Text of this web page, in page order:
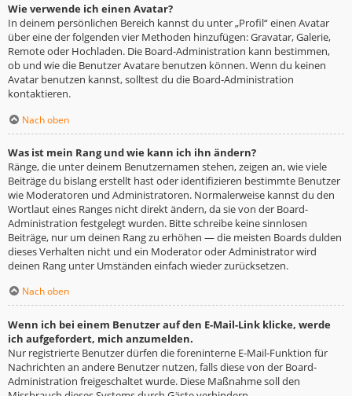
Wie verwende ich einen Avatar?
In deinem persönlichen Bereich kannst du unter „Profil“ einen Avatar
über eine der folgenden vier Methoden hinzufügen: Gravatar, Galerie,
Remote oder Hochladen. Die Board-Administration kann bestimmen,
ob und wie die Benutzer Avatare benutzen können. Wenn du keinen
Avatar benutzen kannst, solltest du die Board-Administration
kontaktieren.
Nach oben
Was ist mein Rang und wie kann ich ihn ändern?
Ränge, die unter deinem Benutzernamen stehen, zeigen an, wie viele
Beiträge du bislang erstellt hast oder identifizieren bestimmte Benutzer
wie Moderatoren und Administratoren. Normalerweise kannst du den
Wortlaut eines Ranges nicht direkt ändern, da sie von der Board-
Administration festgelegt wurden. Bitte schreibe keine sinnlosen
Beiträge, nur um deinen Rang zu erhöhen — die meisten Boards dulden
dieses Verhalten nicht und ein Moderator oder Administrator wird
deinen Rang unter Umständen einfach wieder zurücksetzen.
Nach oben
Wenn ich bei einem Benutzer auf den E-Mail-Link klicke, werde
ich aufgefordert, mich anzumelden.
Nur registrierte Benutzer dürfen die foreninterne E-Mail-Funktion für
Nachrichten an andere Benutzer nutzen, falls diese von der Board-
Administration freigeschaltet wurde. Diese Maßnahme soll den